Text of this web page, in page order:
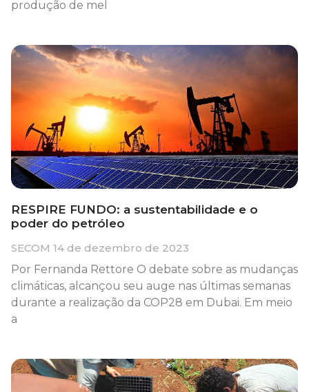
produção de mel
RESPIRE FUNDO: a sustentabilidade e o
poder do petróleo
SECOM 14 de dezembro de 2023
Por Fernanda Rettore O debate sobre as mudanças
climáticas, alcançou seu auge nas últimas semanas
durante a realização da COP28 em Dubai. Em meio
a